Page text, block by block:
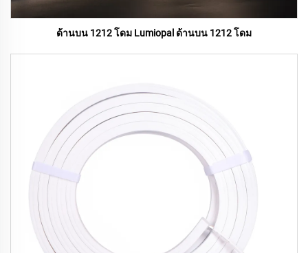
ด้านบน 1212 โดม Lumiopal ด้านบน 1212 โดม